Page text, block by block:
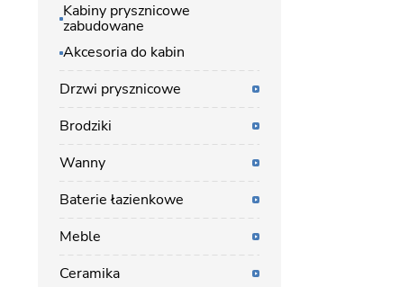
Kabiny prysznicowe
zabudowane
Akcesoria do kabin
Drzwi prysznicowe
Brodziki
Wanny
Baterie łazienkowe
Meble
Ceramika